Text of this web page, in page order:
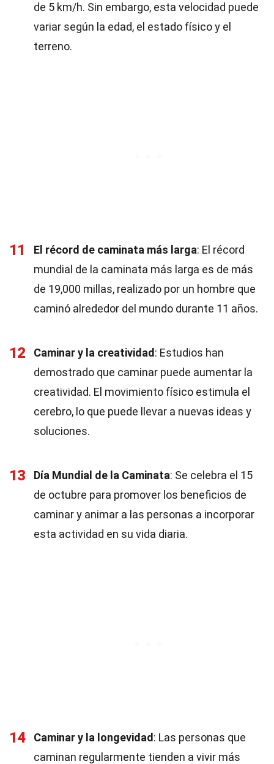
de 5 km/h. Sin embargo, esta velocidad puede
variar según la edad, el estado físico y el
terreno.
11 El récord de caminata más larga: El récord
mundial de la caminata más larga es de más
de 19,000 millas, realizado por un hombre que
caminó alrededor del mundo durante 11 años.
12 Caminar y la creatividad : Estudios han
demostrado que caminar puede aumentar la
creatividad. El movimiento físico estimula el
cerebro, lo que puede llevar a nuevas ideas y
soluciones.
13 Día Mundial de la Caminata: Se celebra el 15
de octubre para promover los beneficios de
caminar y animar a las personas a incorporar
esta actividad en su vida diaria.
14 Caminar y la longevidad : Las personas que
caminan regularmente tienden a vivir más